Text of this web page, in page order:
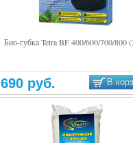
Био-губка Tetra BF 400/600/700/800
690 руб. В